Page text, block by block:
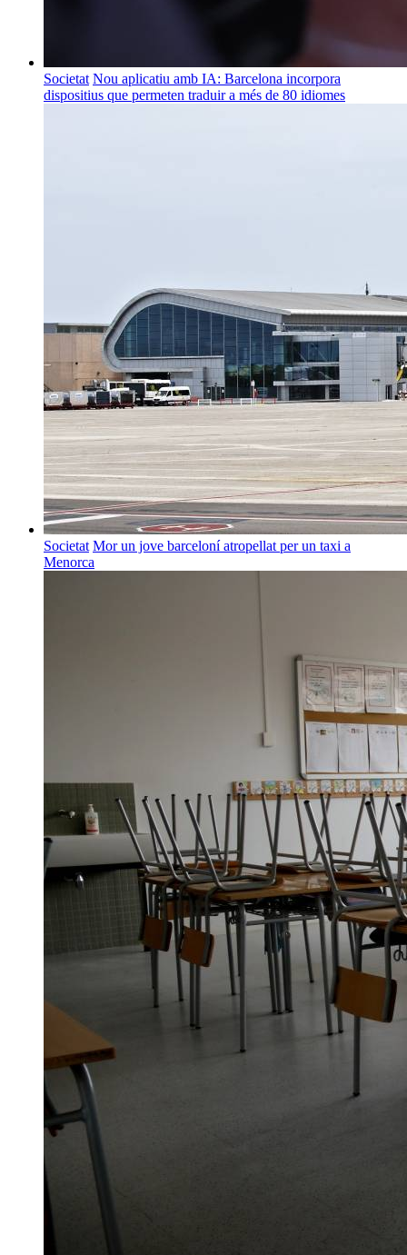
Societat Nou aplicatiu amb IA: Barcelona incorpora
dispositius que permeten traduir a més de 80 idiomes
Societat Mor un jove barceloní atropellat per un taxi a
Menorca